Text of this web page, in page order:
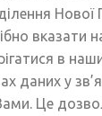
вказати
в
даних у
Це